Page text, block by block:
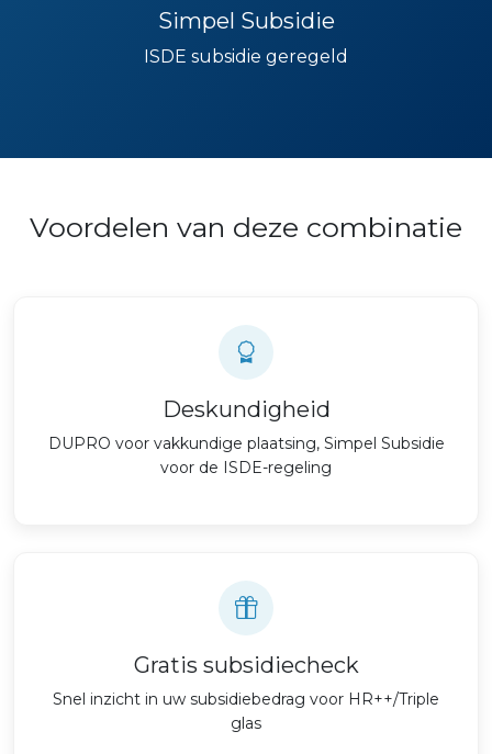
Simpel Subsidie
ISDE subsidie geregeld
Voordelen van deze combinatie
Deskundigheid
DUPRO voor vakkundige plaatsing, Simpel Subsidie
voor de ISDE-regeling
Gratis subsidiecheck
Snel inzicht in uw subsidiebedrag voor HR++/Triple
glas